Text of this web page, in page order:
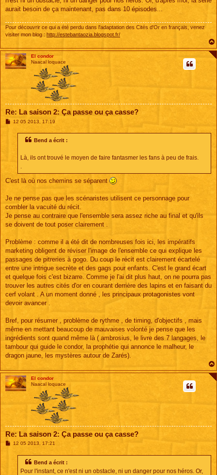
aurait besoin de ça maintenant, pas dans 10 épisodes...
Pour découvrir ce qui a été perdu dans l'adaptation des Cités d'Or en français, venez
visiter mon blog : http://estebantaozia.blogspot.fr/
El condor
Naacal loquace
Re: La saison 2: Ça passe ou ça casse?
M12 05 2013, 17:19
Bend a écrit :
Là, ils ont trouvé le moyen de faire fantasmer les fans à peu de frais.
C'est là où nos chemins se séparent
Je ne pense pas que les scénaristes utilisent ce personnage pour
combler la vacuité du récit.
Je pense au contraire que l'ensemble sera assez riche au final et qu'ils
se doivent de tout poser clairement .
Problème : comme il a été dit de nombreuses fois ici, les impératifs
marketing obligent de réviser l'image de l'ensemble ce qui explique les
passages de pitreries à gogo. Du coup le récit est clairement écartelé
entre une intrigue secrète et des gags pour enfants. C'est le grand écart
et quelque fois c'est bizarre. Comme je l'ai dit plus haut, on ne pourra pas
trouver les autres cités d'or en courant derrière des lapins et en faisant du
cerf volant . A un moment donné , les principaux protagonistes vont
devoir avancer .
Bref, pour résumer , problème de rythme , de timing, d'objectifs , mais
même en mettant beaucoup de mauvaises volonté je pense que les
ingrédients sont quand même là ( ambrosius, le livre des 7 langages, le
tambour qui guide le condor, la prophétie qui annonce le malheur, le
dragon jaune, les mystères autour de Zarés).
El condor
Naacal loquace
Re: La saison 2: Ça passe ou ça casse?
M
12 05 2013, 17:21
Bend a écrit :
Pour l'instant, ce n'est ni un obstacle, ni un danger pour nos héros. Or,